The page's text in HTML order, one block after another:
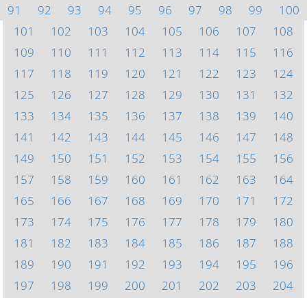
91
92 93 94 95 96 97 98 99
100
101
102 103 104 105 106 107
108
109
110 111 112 113 114 115
116
117
118 119 120 121 122 123
124
125
126 127 128 129 130 131
132
133
134 135 136 137 138 139
140
141
142 143 144 145 146 147
148
149
150 151 152 153 154 155
156
157
158 159 160 161 162 163
164
165
166 167 168 169 170 171
172
173
174 175 176 177 178 179
180
181
182 183 184 185 186 187
188
189
190 191 192 193 194 195
196
197
198 199 200 201 202 203
204